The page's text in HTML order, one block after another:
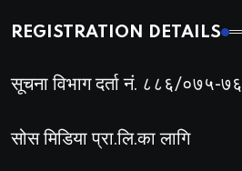
REGISTRATION DETAILS
सूचना विभाग दर्ता नं. ८८६/०७५-७६
सोस मिडिया प्रा.लि.का लागि